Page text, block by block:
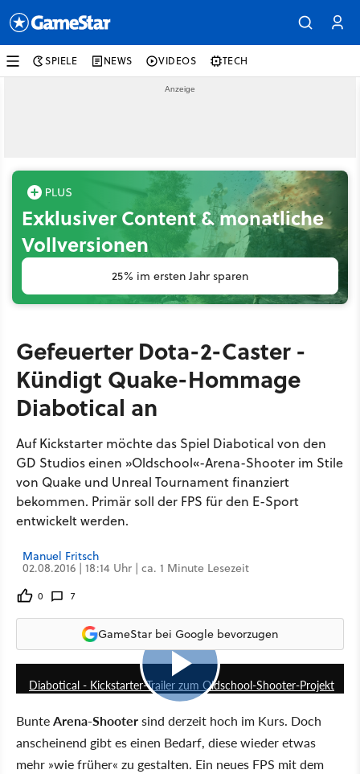
SPIELE NEWS VIDEOS TECH
Exklusiver Content & monatliche
Vollversionen
25% im ersten Jahr sparen
Gefeuerter Dota-2-Caster -
Kündigt Quake-Hommage
Diabotical an
Auf Kickstarter möchte das Spiel Diabotical von den
GD Studios einen »Oldschool«-Arena-Shooter im Stile
von Quake und Unreal Tournament finanziert
bekommen. Primär soll der FPS für den E-Sport
entwickelt werden.
Manuel Fritsch
02.08.2016 | 18:14 Uhr | ca. 1 Minute Lesezeit
0 7
GameStar bei Google bevorzugen
2:29
Diabotical - Kickstarter-Trailer zum Oldschool-Shooter-Projekt
BunteArena-Shootersind derzeit hoch im Kurs. Doch
anscheinend gibt es einen Bedarf, diese wieder etwas
mehr »wie früher« zu gestalten. Ein neues FPS mit dem